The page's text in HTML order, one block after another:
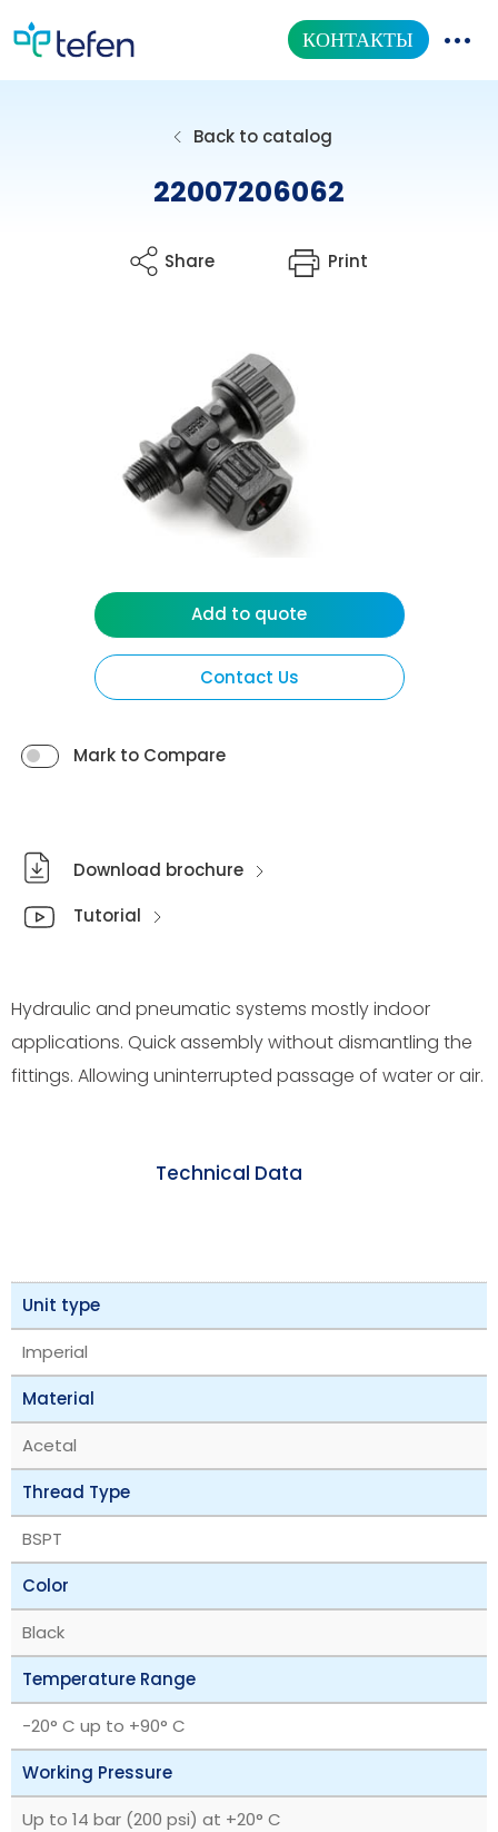
КОНТАКТЫ
НАША ПРОДУКЦИЯ
Back to catalog
22007206062
Share Print
Contact Us
Mark to Compare
Add to quote
Download brochure
Tutorial
Hydraulic and pneumatic systems mostly indoor
applications. Quick assembly without dismantling the
fittings. Allowing uninterrupted passage of water or air.
Technical Data
Unit type
Imperial
Material
Acetal
Thread Type
BSPT
Color
Black
Temperature Range
-20° C up to +90° C
Working Pressure
Up to 14 bar (200 psi) at +20° C